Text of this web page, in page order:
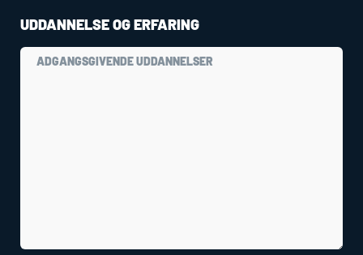
UDDANNELSE OG ERFARING